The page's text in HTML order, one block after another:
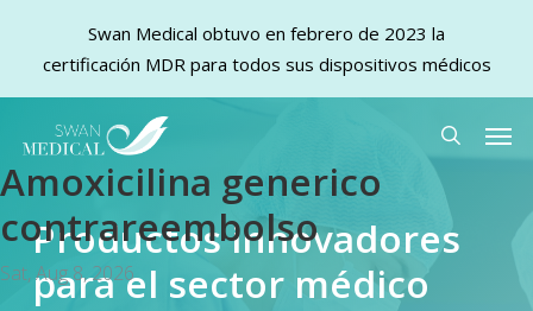
main
content
search
Amoxicilina generico
contrareembolso
Sat, Aug 8, 2026
Productos innovadores
para el sector médico
Swan Medical obtuvo en febrero de 2023 la
certificación MDR para todos sus dispositivos médicos